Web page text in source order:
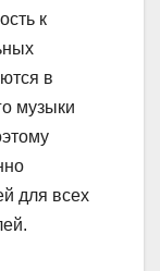
к
в
музыки
для всех